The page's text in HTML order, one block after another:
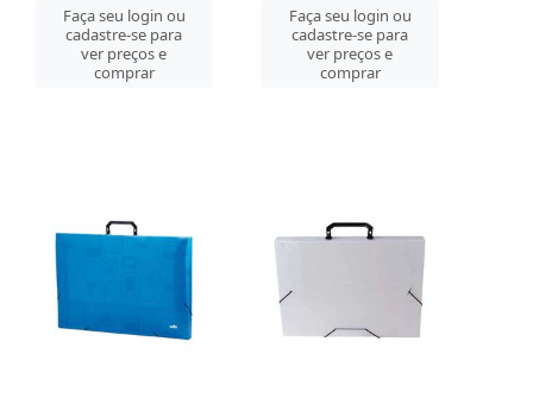
Faça seu login ou
cadastre-se para
ver preços e
comprar
Faça seu login ou
cadastre-se para
ver preços e
comprar